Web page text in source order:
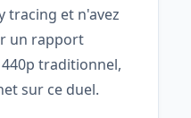
tracing et n'avez
un rapport
traditionnel,
sur ce duel.